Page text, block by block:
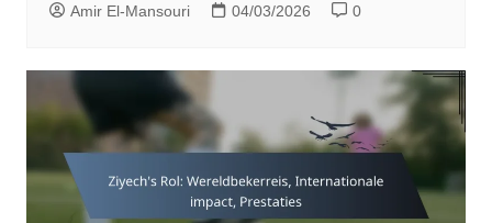
Amir El-Mansouri 04/03/2026 0